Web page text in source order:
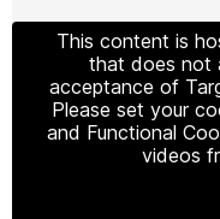
This content is
that does not
acceptance of
Please set your
and Functional
videos